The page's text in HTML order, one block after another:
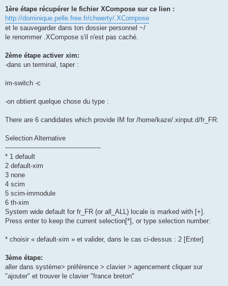
1ère étape récupérer le fichier XCompose sur ce lien :
http://dominique.pelle.free.fr/chwerty/.XCompose
et le sauvegarder dans ton dossier personnel ~/
le renommer .XCompose s'il n'est pas caché.
2ème étape activer xim:
-dans un terminal, taper :
im-switch -c
-on obtient quelque chose du type :
There are 6 candidates which provide IM for /home/kaze/.xinput.d/fr_FR:
Selection Alternative
-----------------------------------------------
* 1 default
2 default-xim
3 none
4 scim
5 scim-immodule
6 th-xim
System wide default for fr_FR (or all_ALL) locale is marked with [+].
Press enter to keep the current selection[*], or type selection number:
* choisir « default-xim » et valider, dans le cas ci-dessus : 2 [Enter]
3ème étape:
aller dans système> préférence > clavier > agencement cliquer sur
"ajouter" et trouver le clavier "france breton"